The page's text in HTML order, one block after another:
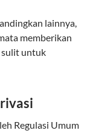
lainnya,
memberikan
sulit untuk
Regulasi Umum